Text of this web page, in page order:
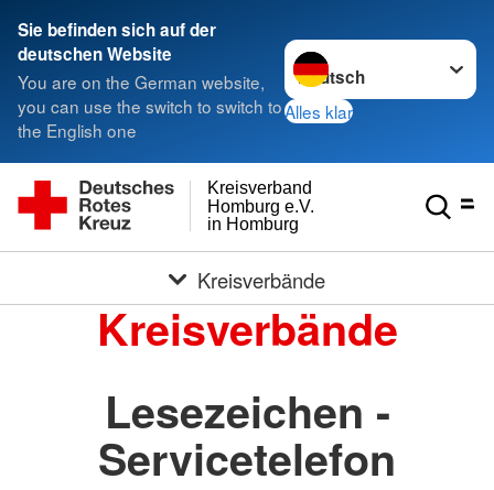
Sie befinden sich auf der
deutschen Website
You are on the German website,
you can use the switch to switch to
the English one
Sprache wechseln zu
Alles klar
in Homburg
Homburg e.V.
Kreisverband
Kreisverbände
Kreisverbände
Lesezeichen -
Servicetelefon